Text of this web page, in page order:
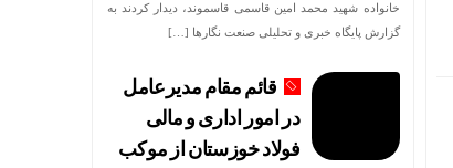
خانواده شهید محمد امین قاسمی قاسموند، دیدار کردند به
گزارش پایگاه خبری و تحلیلی صنعت نگارها […]
قائم مقام مدیرعامل
در امور اداری و مالی
فولاد خوزستان از موکب